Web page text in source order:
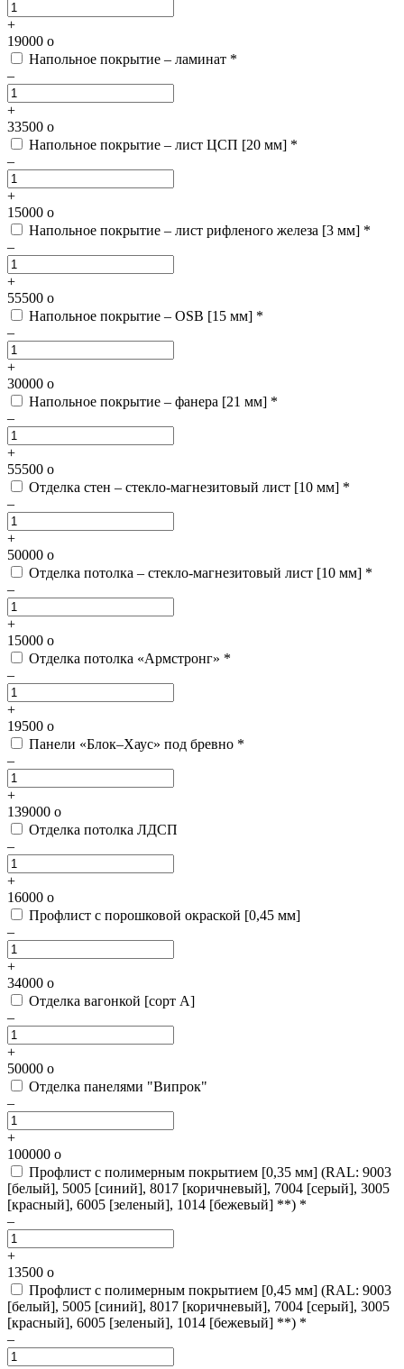
+
19000 o
Напольное покрытие – ламинат *
–
+
33500 o
Напольное покрытие – лист ЦСП [20 мм] *
–
+
15000 o
Напольное покрытие – лист рифленого железа [3 мм] *
–
+
55500 o
Напольное покрытие – OSB [15 мм] *
–
+
30000 o
Напольное покрытие – фанера [21 мм] *
–
+
55500 o
Отделка стен – стекло-магнезитовый лист [10 мм] *
–
+
50000 o
Отделка потолка – стекло-магнезитовый лист [10 мм] *
–
+
15000 o
Отделка потолка «Армстронг» *
–
+
19500 o
Панели «Блок–Хаус» под бревно *
–
+
139000 o
Отделка потолка ЛДСП
–
+
16000 o
Профлист с порошковой окраской [0,45 мм]
–
+
34000 o
Отделка вагонкой [сорт А]
–
+
50000 o
Отделка панелями "Випрок"
–
+
100000 o
Профлист с полимерным покрытием [0,35 мм] (RAL: 9003
[белый], 5005 [синий], 8017 [коричневый], 7004 [серый], 3005
[красный], 6005 [зеленый], 1014 [бежевый] **) *
–
+
13500 o
Профлист с полимерным покрытием [0,45 мм] (RAL: 9003
[белый], 5005 [синий], 8017 [коричневый], 7004 [серый], 3005
[красный], 6005 [зеленый], 1014 [бежевый] **) *
–